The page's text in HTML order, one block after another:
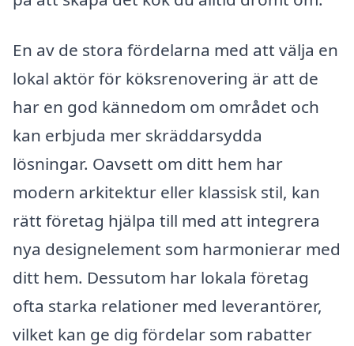
En av de stora fördelarna med att välja en
lokal aktör för köksrenovering är att de
har en god kännedom om området och
kan erbjuda mer skräddarsydda
lösningar. Oavsett om ditt hem har
modern arkitektur eller klassisk stil, kan
rätt företag hjälpa till med att integrera
nya designelement som harmonierar med
ditt hem. Dessutom har lokala företag
ofta starka relationer med leverantörer,
vilket kan ge dig fördelar som rabatter